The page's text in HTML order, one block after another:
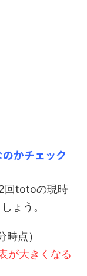
かチェック
回totoの現時
ょう。
点）
が大きくなる